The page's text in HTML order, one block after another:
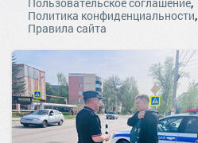
Политика конфиденциальности,
Правила сайта